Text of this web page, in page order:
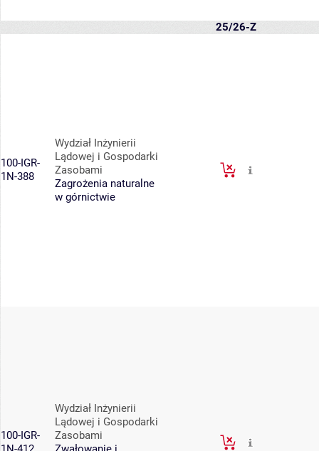
25/26-Z
100-IGR-
1N-388
Wydział Inżynierii
Lądowej i Gospodarki
Zasobami
Zagrożenia naturalne
w górnictwie
100-IGR-
Wydział Inżynierii
Lądowej i Gospodarki
Zasobami